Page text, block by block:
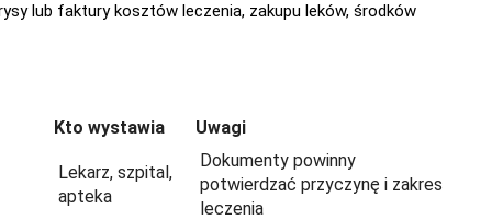
lub faktury kosztów leczenia, zakupu leków, środków
Kto wystawia Uwagi
Lekarz, szpital,
apteka
Dokumenty powinny
potwierdzać przyczynę i zakres
leczenia